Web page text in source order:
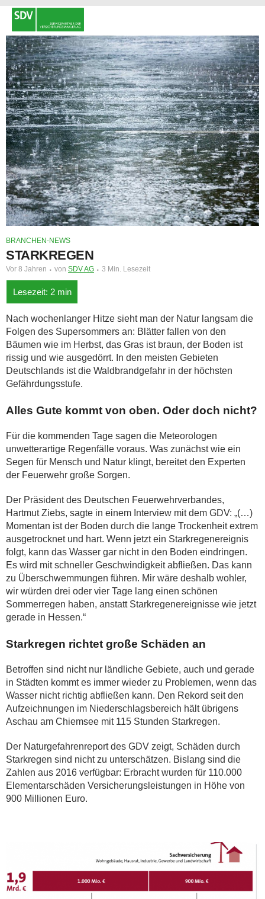
BRANCHEN-NEWS
STARKREGEN
Vor 8 Jahren von SDV AG 3 Min. Lesezeit
Nach wochenlanger Hitze sieht man der Natur langsam die
Folgen des Supersommers an: Blätter fallen von den
Bäumen wie im Herbst, das Gras ist braun, der Boden ist
rissig und wie ausgedörrt. In den meisten Gebieten
Deutschlands ist die Waldbrandgefahr in der höchsten
Gefährdungsstufe.
Alles Gute kommt von oben. Oder doch nicht?
Für die kommenden Tage sagen die Meteorologen
unwetterartige Regenfälle voraus. Was zunächst wie ein
Segen für Mensch und Natur klingt, bereitet den Experten
der Feuerwehr große Sorgen.
Der Präsident des Deutschen Feuerwehrverbandes,
Hartmut Ziebs, sagte in einem Interview mit dem GDV: „(…)
Momentan ist der Boden durch die lange Trockenheit extrem
ausgetrocknet und hart. Wenn jetzt ein Starkregenereignis
folgt, kann das Wasser gar nicht in den Boden eindringen.
Es wird mit schneller Geschwindigkeit abfließen. Das kann
zu Überschwemmungen führen. Mir wäre deshalb wohler,
wir würden drei oder vier Tage lang einen schönen
Sommerregen haben, anstatt Starkregenereignisse wie jetzt
gerade in Hessen.“
Starkregen richtet große Schäden an
Betroffen sind nicht nur ländliche Gebiete, auch und gerade
in Städten kommt es immer wieder zu Problemen, wenn das
Wasser nicht richtig abfließen kann. Den Rekord seit den
Aufzeichnungen im Niederschlagsbereich hält übrigens
Aschau am Chiemsee mit 115 Stunden Starkregen.
Der Naturgefahrenreport des GDV zeigt, Schäden durch
Starkregen sind nicht zu unterschätzen. Bislang sind die
Zahlen aus 2016 verfügbar: Erbracht wurden für 110.000
Elementarschäden Versicherungsleistungen in Höhe von
900 Millionen Euro.